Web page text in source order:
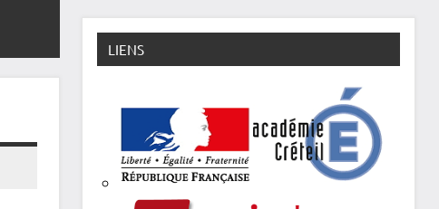
LIENS